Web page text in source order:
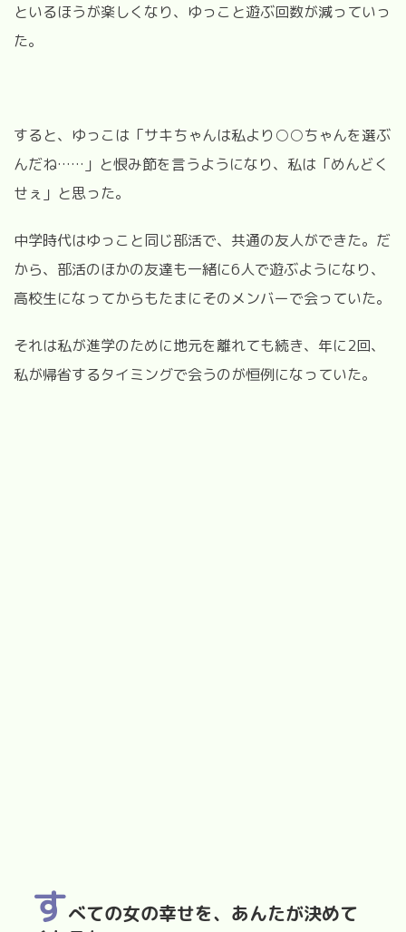
といるほうが楽しくなり、ゆっこと遊ぶ回数が減っていっ
た。
すると、ゆっこは「サキちゃんは私より○○ちゃんを選ぶ
んだね……」と恨み節を言うようになり、私は「めんどく
せぇ」と思った。
中学時代はゆっこと同じ部活で、共通の友人ができた。だ
から、部活のほかの友達も一緒に6人で遊ぶようになり、
高校生になってからもたまにそのメンバーで会っていた。
それは私が進学のために地元を離れても続き、年に2回、
私が帰省するタイミングで会うのが恒例になっていた。
すべての女の幸せを、あんたが決めて